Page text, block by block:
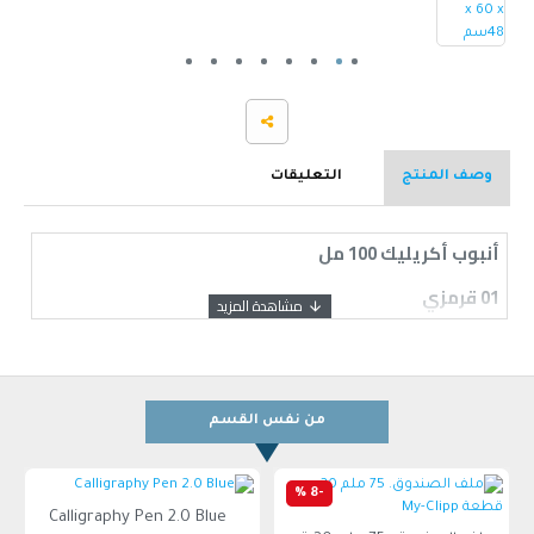
وصف المنتج التعليقات
أنبوب أكريليك 100 مل
01 قرمزي
من نفس القسم
-8 %
Calligraphy Pen 2.0 Blue